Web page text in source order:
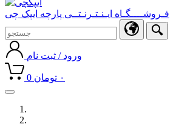
فـروشــــگـاه ایـنـتـرنـتــی پارچه ایپک چی
ورود / ثبت نام
0 ۰ تومان
Toggle
navigation